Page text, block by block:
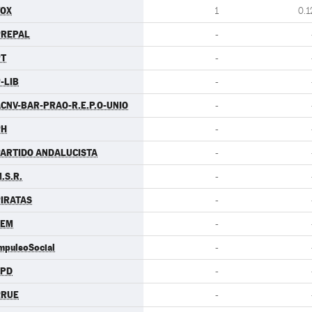
1
-
-
LIB -
BAR-PRAO-R.E.P.O-UNIO -
-
ANDALUCISTA -
-
-
-
-
-
-